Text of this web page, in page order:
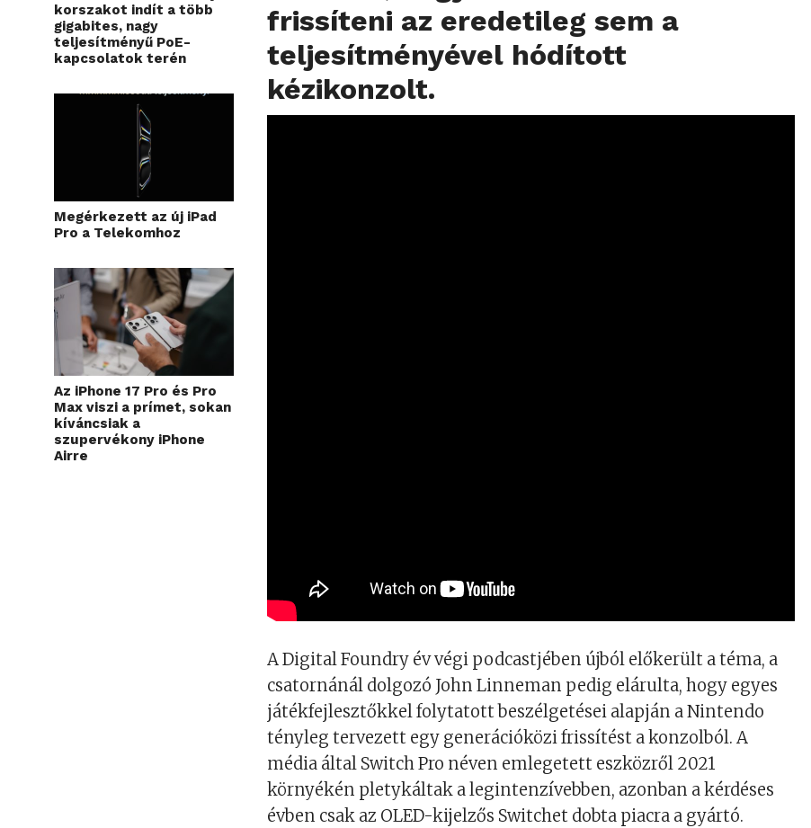
korszakot indít a több
gigabites, nagy
teljesítményű PoE-
kapcsolatok terén
Megérkezett az új iPad
Pro a Telekomhoz
Az iPhone 17 Pro és Pro
Max viszi a prímet, sokan
kíváncsiak a
szupervékony iPhone
Airre
frissíteni az eredetileg sem a
teljesítményével hódított
kézikonzolt.
A Digital Foundry év végi podcastjében újból előkerült a téma, a
csatornánál dolgozó John Linneman pedig elárulta, hogy egyes
játékfejlesztőkkel folytatott beszélgetései alapján a Nintendo
tényleg tervezett egy generációközi frissítést a konzolból. A
média által Switch Pro néven emlegetett eszközről 2021
környékén pletykáltak a legintenzívebben, azonban a kérdéses
évben csak az OLED-kijelzős Switchet dobta piacra a gyártó.